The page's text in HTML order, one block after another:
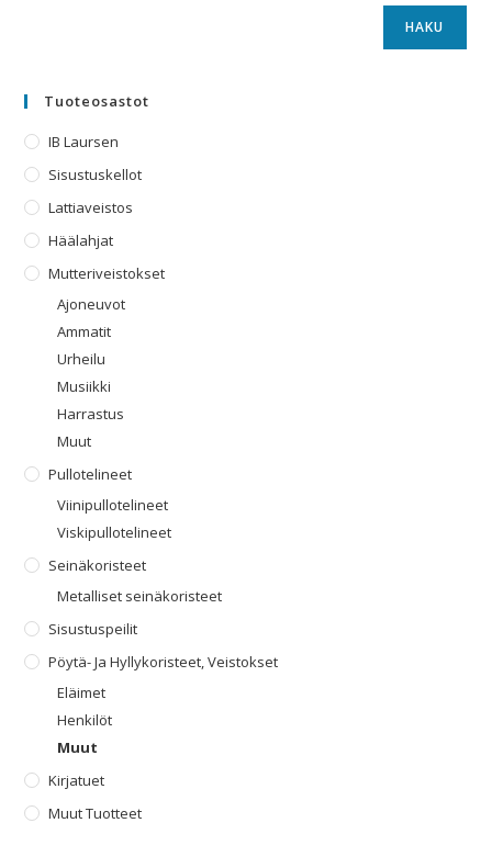
HAKU
Tuoteosastot
IB Laursen
Sisustuskellot
Lattiaveistos
Häälahjat
Mutteriveistokset
Ajoneuvot
Ammatit
Urheilu
Musiikki
Harrastus
Muut
Pullotelineet
Viinipullotelineet
Viskipullotelineet
Seinäkoristeet
Metalliset seinäkoristeet
Sisustuspeilit
Pöytä- Ja Hyllykoristeet, Veistokset
Eläimet
Henkilöt
Muut
Kirjatuet
Muut Tuotteet